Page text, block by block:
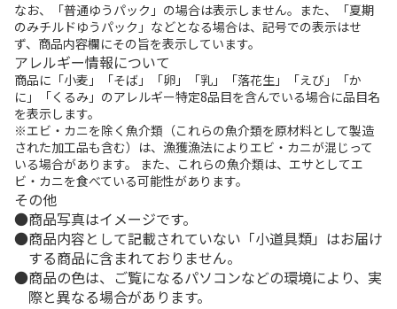
なお、「普通ゆうパック」の場合は表示しません。また、「夏期
のみチルドゆうパック」などとなる場合は、記号での表示はせ
ず、商品内容欄にその旨を表示しています。
アレルギー情報について
商品に「小麦」「そば」「卵」「乳」「落花生」「えび」「か
に」「くるみ」のアレルギー特定8品目を含んでいる場合に品目名
を表示します。
※エビ・カニを除く魚介類（これらの魚介類を原材料として製造
された加工品も含む）は、漁獲漁法によりエビ・カニが混じって
いる場合があります。 また、これらの魚介類は、エサとしてエ
ビ・カニを食べている可能性があります。
その他
商品写真はイメージです。
商品内容として記載されていない「小道具類」はお届け
する商品に含まれておりません。
商品の色は、ご覧になるパソコンなどの環境により、実
際と異なる場合があります。